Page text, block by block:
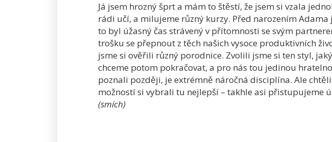
Já jsem hrozný šprt a mám to štěstí, že jsem si vzala
rádi učí, a milujeme různý kurzy. Před narozením
to byl úžasný čas strávený v přítomnosti se svým
trošku se přepnout z těch našich vysoce produktivních
jsme si ověřili různý porodnice. Zvolili jsme si ten styl,
chceme potom pokračovat, a pro nás tou jedinou
poznali později, je extrémně náročná disciplína. Ale
možností si vybrali tu nejlepší – takhle asi přistupujeme
(smích)